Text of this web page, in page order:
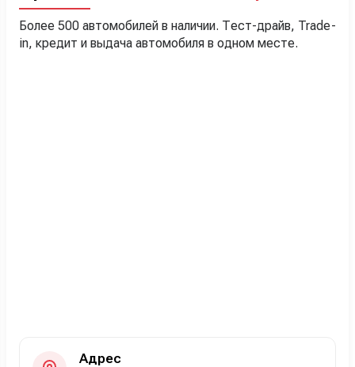
Более 500 автомобилей в наличии. Тест-драйв, Trade-
in, кредит и выдача автомобиля в одном месте.
Адрес